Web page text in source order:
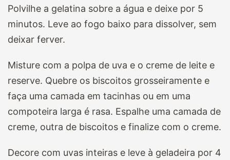
Polvilhe a gelatina sobre a água e deixe por 5
minutos. Leve ao fogo baixo para dissolver, sem
deixar ferver.
Misture com a polpa de uva e o creme de leite e
reserve. Quebre os biscoitos grosseiramente e
faça uma camada em tacinhas ou em uma
compoteira larga é rasa. Espalhe uma camada de
creme, outra de biscoitos e finalize com o creme.
Decore com uvas inteiras e leve à geladeira por 4